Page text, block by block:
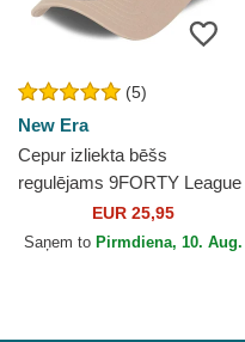
(5)
New Era
Cepur izliekta bēšs
regulējams 9FORTY League
Essential no New York
Yankees MLB no New Era
EUR 25,95
Saņem to Pirmdiena, 10. Aug.